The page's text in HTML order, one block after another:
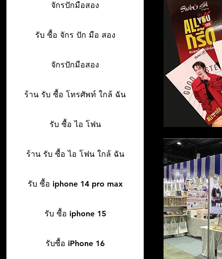
จักรปักมือสอง
รับ ซื้อ จักร ปัก มือ สอง
จักรปักมือสอง
ร้าน รับ ซื้อ โทรศัพท์ ใกล้ ฉัน
รับ ซื้อ ไอ โฟน
ร้าน รับ ซื้อ ไอ โฟน ใกล้ ฉัน
รับ ซื้อ iphone 14 pro max
รับ ซื้อ iphone 15
รับซื้อ iPhone 16